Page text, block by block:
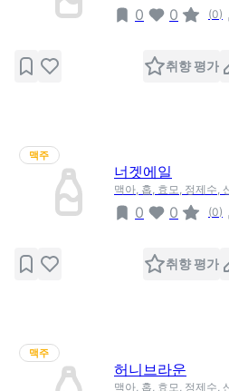
0 0 (0)
취향 평가
맥주
너겟에일
맥아, 홉, 효모, 정제수,
0 0 (0)
취향 평가
맥주
허니브라운
맥아, 홉, 효모, 정제수,